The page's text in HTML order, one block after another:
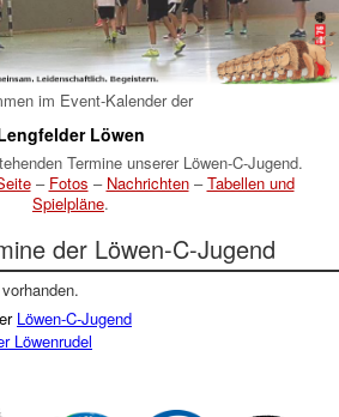
im Event-Kalender der
Löwen
Termine unserer Löwen-C-Jugend.
– Fotos – Nachrichten–Tabellen und
Spielpläne.
der Löwen-C-Jugend
Löwen-C-Jugend
Löwenrudel